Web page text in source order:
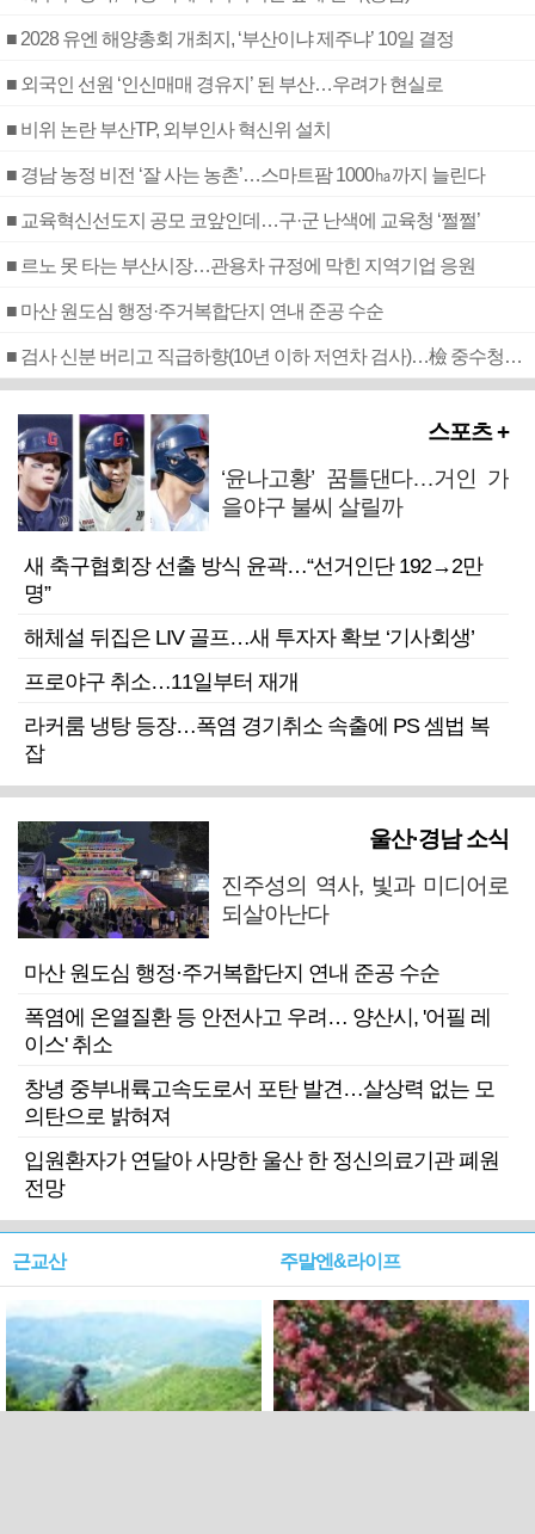
■ 2028 유엔 해양총회 개최지, ‘부산이냐 제주냐’ 10일 결정
■ 외국인 선원 ‘인신매매 경유지’ 된 부산…우려가 현실로
■ 비위 논란 부산TP, 외부인사 혁신위 설치
■ 경남 농정 비전 ‘잘 사는 농촌’…스마트팜 1000㏊까지 늘린다
■ 교육혁신선도지 공모 코앞인데…구·군 난색에 교육청 ‘쩔쩔’
■ 르노 못 타는 부산시장…관용차 규정에 막힌 지역기업 응원
■ 마산 원도심 행정·주거복합단지 연내 준공 수순
■ 검사 신분 버리고 직급하향(10년 이하 저연차 검사)…檢 중수청행 기피
스포츠 +
‘윤나고황’ 꿈틀댄다…거인 가
을야구 불씨 살릴까
새 축구협회장 선출 방식 윤곽…“선거인단 192→2만
명”
해체설 뒤집은 LIV 골프…새 투자자 확보 ‘기사회생’
프로야구 취소…11일부터 재개
라커룸 냉탕 등장…폭염 경기취소 속출에 PS 셈법 복
잡
울산·경남 소식
진주성의 역사, 빛과 미디어로
되살아난다
마산 원도심 행정·주거복합단지 연내 준공 수순
폭염에 온열질환 등 안전사고 우려… 양산시, '어필 레
이스' 취소
창녕 중부내륙고속도로서 포탄 발견…살상력 없는 모
의탄으로 밝혀져
입원환자가 연달아 사망한 울산 한 정신의료기관 폐원
전망
근교산 주말엔&라이프